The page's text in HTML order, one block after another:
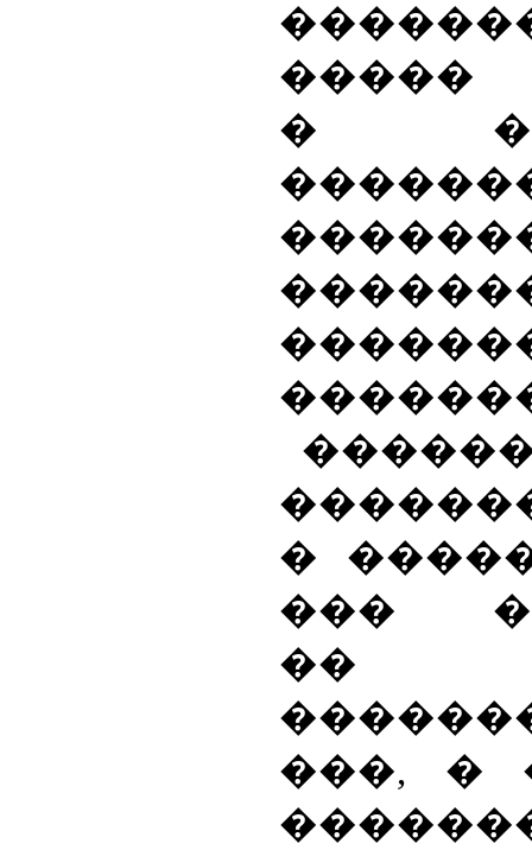
�����
�
�
���
��
���, �